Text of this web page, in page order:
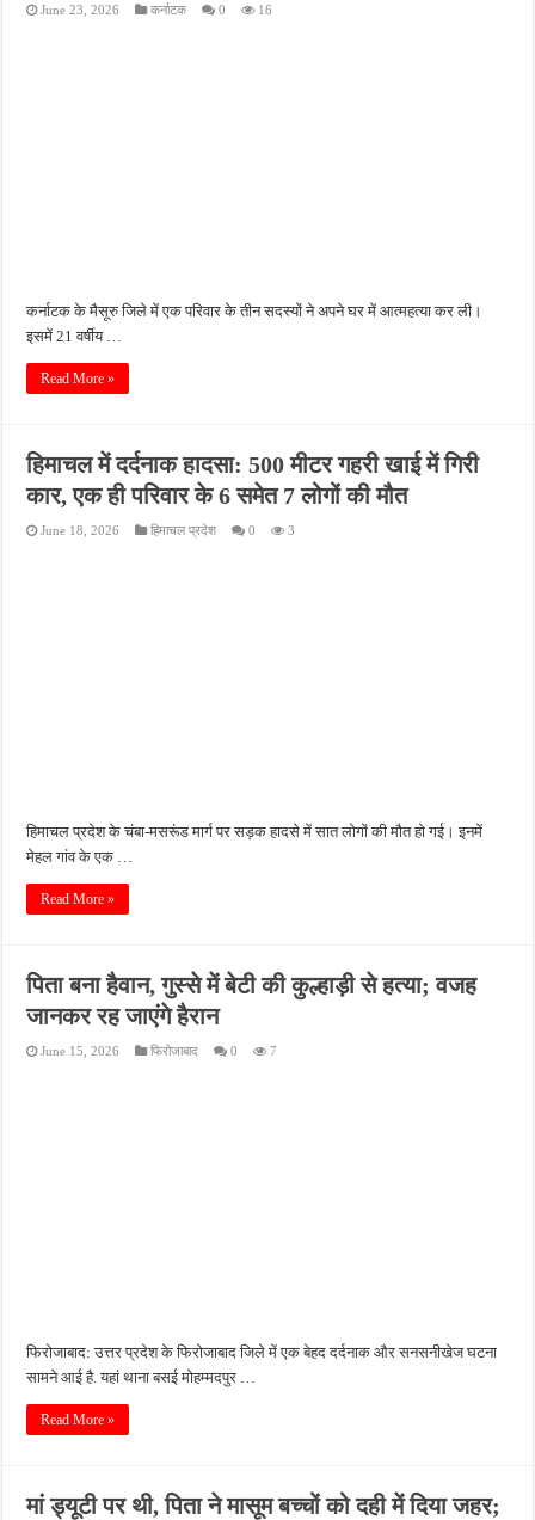
फतेहपुर के देवीगंज में दूषित पेयजल से बढ़ा संकट, बदबूदार पानी और जलभराव पर फूटा लोगों का
June 23, 2026 कर्नाटक 0 16
कर्नाटक के मैसूरु जिले में एक परिवार के तीन सदस्यों ने अपने घर में आत्महत्या कर ली।
इसमें 21 वर्षीय …
Read More »
हिमाचल में दर्दनाक हादसा: 500 मीटर गहरी खाई में गिरी
कार, एक ही परिवार के 6 समेत 7 लोगों की मौत
June 18, 2026 हिमाचल प्रदेश 0 3
हिमाचल प्रदेश के चंबा-मसरूंड मार्ग पर सड़क हादसे में सात लोगों की मौत हो गई। इनमें
मेहल गांव के एक …
Read More »
पिता बना हैवान, गुस्से में बेटी की कुल्हाड़ी से हत्या; वजह
जानकर रह जाएंगे हैरान
June 15, 2026 फिरोजाबाद 0 7
फिरोजाबाद: उत्तर प्रदेश के फिरोजाबाद जिले में एक बेहद दर्दनाक और सनसनीखेज घटना
सामने आई है. यहां थाना बसई मोहम्मदपुर …
Read More »
मां ड्यूटी पर थी, पिता ने मासूम बच्चों को दही में दिया जहर;